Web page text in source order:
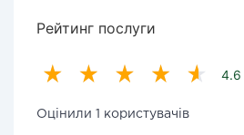
Рейтинг послуги
4.6
Оцінили 1 користувачів